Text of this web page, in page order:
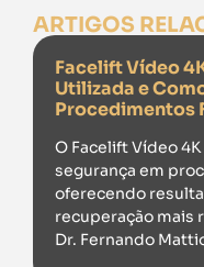
ARTIGOS
Facelift Vídeo
Utilizada e
Procedimentos
O Facelift Vídeo
segurança em
oferecendo
recuperação mais
Dr. Fernando